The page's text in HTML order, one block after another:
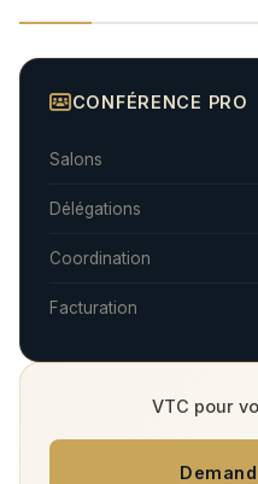
CONFÉRENCE PRO
Salons
Délégations
Coordination
Facturation
VTC pour